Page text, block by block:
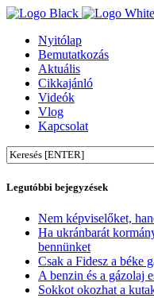
Nyitólap
Bemutatkozás
Aktuális
Cikkajánló
Videók
Vlog
Kapcsolat
Legutóbbi bejegyzések
Nem képviselőket,
Ha ukránbarát
bennünket
Csak a Fidesz a béke
A benzin és a gázolaj
Sokkot okozhat a